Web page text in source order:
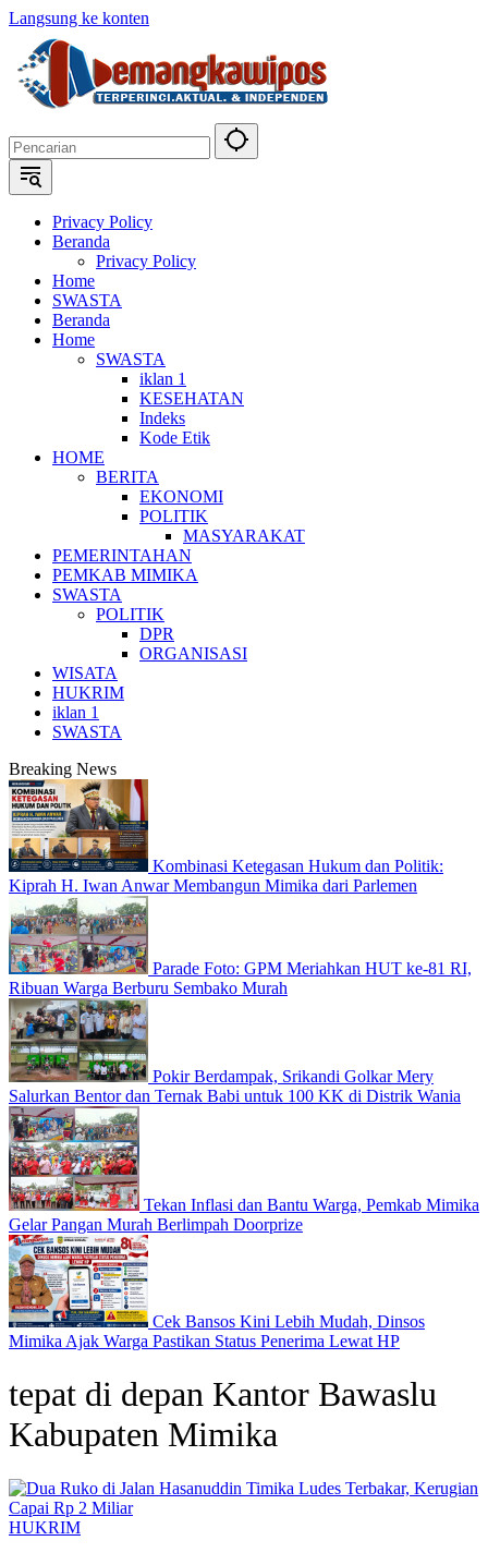
Langsung ke konten
Privacy Policy
Beranda
Privacy Policy
Home
SWASTA
Beranda
Home
SWASTA
iklan 1
KESEHATAN
Indeks
Kode Etik
HOME
BERITA
EKONOMI
POLITIK
MASYARAKAT
PEMERINTAHAN
PEMKAB MIMIKA
SWASTA
POLITIK
DPR
ORGANISASI
WISATA
HUKRIM
iklan 1
SWASTA
Breaking News
Kombinasi Ketegasan Hukum dan Politik:
Kiprah H. Iwan Anwar Membangun Mimika dari Parlemen
Parade Foto: GPM Meriahkan HUT ke-81 RI,
Ribuan Warga Berburu Sembako Murah
Pokir Berdampak, Srikandi Golkar Mery
Salurkan Bentor dan Ternak Babi untuk 100 KK di Distrik Wania
Tekan Inflasi dan Bantu Warga, Pemkab Mimika
Gelar Pangan Murah Berlimpah Doorprize
Cek Bansos Kini Lebih Mudah, Dinsos
Mimika Ajak Warga Pastikan Status Penerima Lewat HP
tepat di depan Kantor Bawaslu
Kabupaten Mimika
HUKRIM